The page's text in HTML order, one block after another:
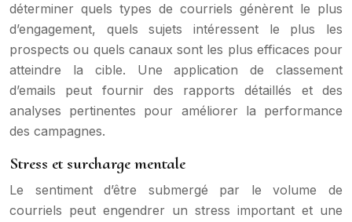
déterminer quels types de courriels génèrent le plus
d’engagement, quels sujets intéressent le plus les
prospects ou quels canaux sont les plus efficaces pour
atteindre la cible. Une application de classement
d’emails peut fournir des rapports détaillés et des
analyses pertinentes pour améliorer la performance
des campagnes.
Stress et surcharge mentale
Le sentiment d’être submergé par le volume de
courriels peut engendrer un stress important et une